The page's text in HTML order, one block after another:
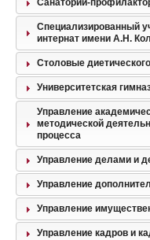
Санаторий-
Специализированный
интернат имени А.Н.
Столовые
Университетская
Управление
методической
процесса
Управление делами и
Управление
Управление
Управление кадров и